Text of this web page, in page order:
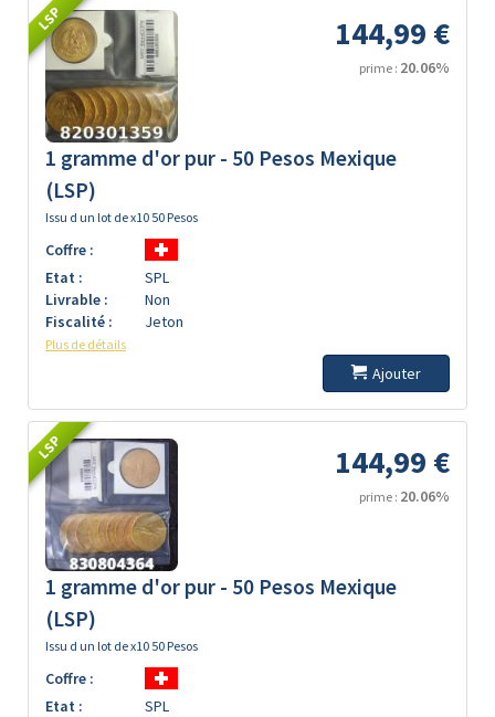
LSP 144,99 €
prime : 20.06%
1 gramme d'or pur - 50 Pesos Mexique
(LSP)
Issu d un lot de x10 50 Pesos
Coffre :
Etat :
SPL
Livrable :
Non
Fiscalité :
Jeton
Plus de détails
Ajouter
LSP 144,99 €
prime : 20.06%
1 gramme d'or pur - 50 Pesos Mexique
(LSP)
Issu d un lot de x10 50 Pesos
Coffre :
Etat :
SPL